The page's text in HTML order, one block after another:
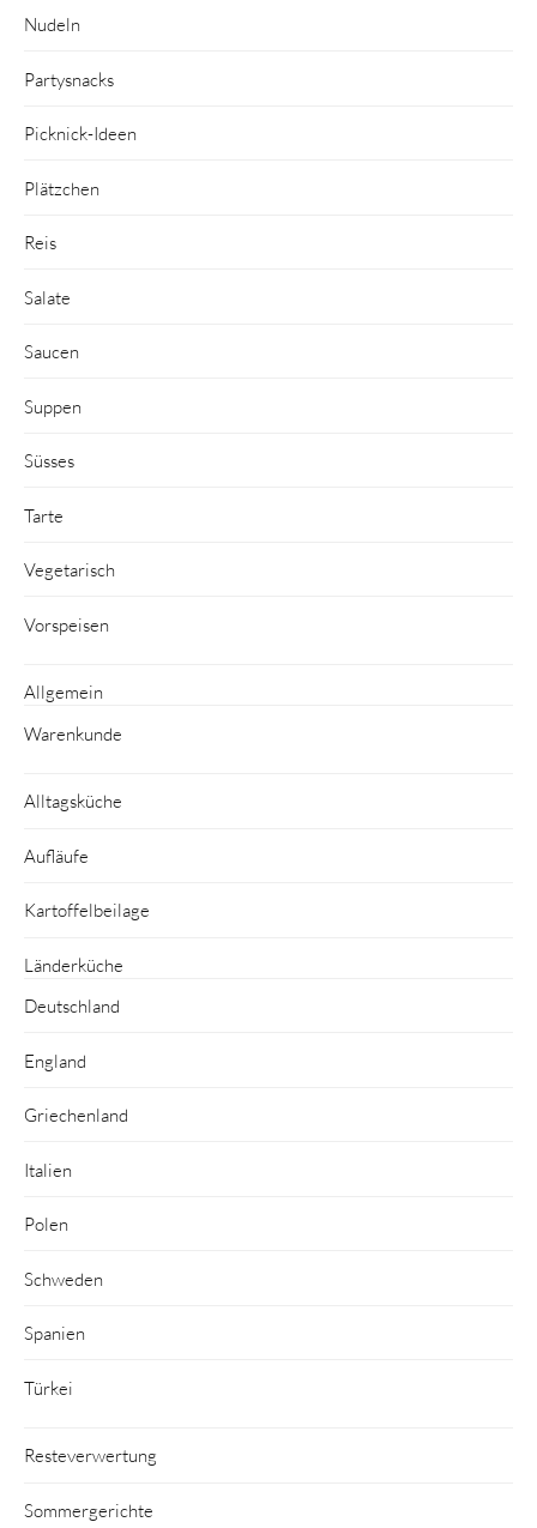
Nudeln
Partysnacks
Picknick-Ideen
Plätzchen
Reis
Salate
Saucen
Suppen
Süsses
Tarte
Vegetarisch
Vorspeisen
Allgemein
Warenkunde
Alltagsküche
Aufläufe
Kartoffelbeilage
Länderküche
Deutschland
England
Griechenland
Italien
Polen
Schweden
Spanien
Türkei
Resteverwertung
Sommergerichte